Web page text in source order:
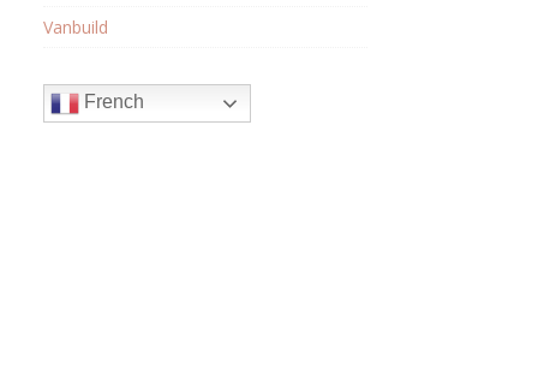
Vanbuild
French